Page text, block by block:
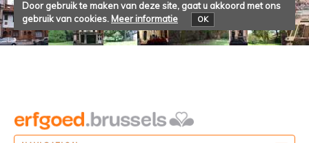
Door gebruik te maken van deze site, gaat u akkoord met ons
gebruik van cookies. Meer informatie OK